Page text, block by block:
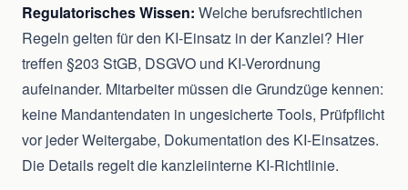
Regulatorisches Wissen: Welche berufsrechtlichen
Regeln gelten für den KI-Einsatz in der Kanzlei? Hier
treffen §203 StGB, DSGVO und KI-Verordnung
aufeinander. Mitarbeiter müssen die Grundzüge kennen:
keine Mandantendaten in ungesicherte Tools, Prüfpflicht
vor jeder Weitergabe, Dokumentation des KI-Einsatzes.
Die Details regelt die kanzleiinterne KI-Richtlinie.